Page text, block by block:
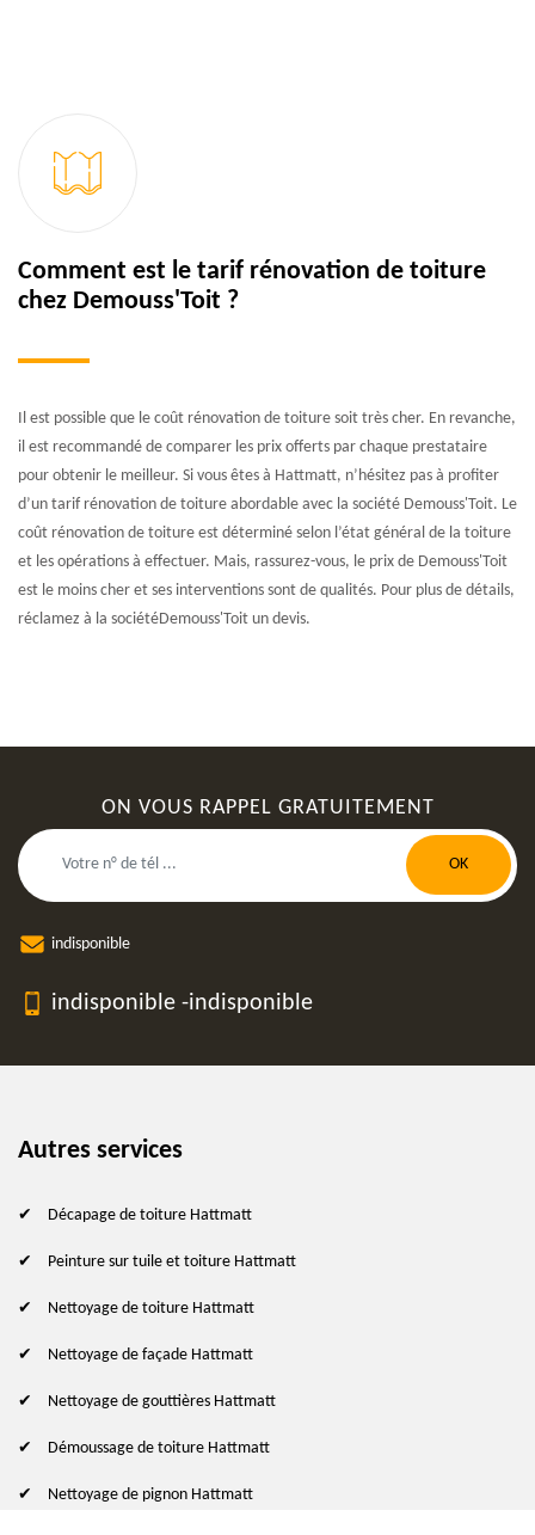
Comment est le tarif rénovation de toiture
chez Demouss'Toit ?
Il est possible que le coût rénovation de toiture soit très cher. En revanche,
il est recommandé de comparer les prix offerts par chaque prestataire
pour obtenir le meilleur. Si vous êtes à Hattmatt, n’hésitez pas à profiter
d’un tarif rénovation de toiture abordable avec la société Demouss'Toit. Le
coût rénovation de toiture est déterminé selon l’état général de la toiture
et les opérations à effectuer. Mais, rassurez-vous, le prix de Demouss'Toit
est le moins cher et ses interventions sont de qualités. Pour plus de détails,
réclamez à la sociétéDemouss'Toit un devis.
ON VOUS RAPPEL GRATUITEMENT
indisponible
indisponible -indisponible
Autres services
Décapage de toiture Hattmatt
Peinture sur tuile et toiture Hattmatt
Nettoyage de toiture Hattmatt
Nettoyage de façade Hattmatt
Nettoyage de gouttières Hattmatt
Démoussage de toiture Hattmatt
Nettoyage de pignon Hattmatt